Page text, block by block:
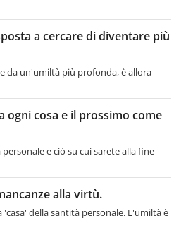
a cercare di diventare più
da un'umiltà più profonda, è allora
ogni cosa e il prossimo come
e ciò su cui sarete alla fine
alla virtù.
della santità personale. L'umiltà è